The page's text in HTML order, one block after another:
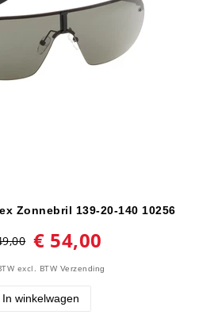
Zonnebril 139-20-140 10256
€ 54,00
excl. BTW Verzending
In winkelwagen